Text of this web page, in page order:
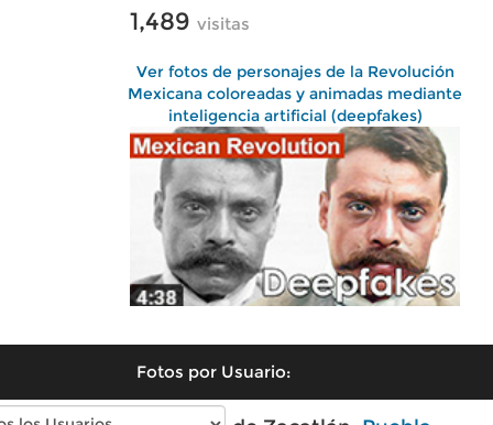
1,489 visitas
Ver fotos de personajes de la Revolución
Mexicana coloreadas y animadas mediante
inteligencia artificial (deepfakes)
Fotos por Usuario: